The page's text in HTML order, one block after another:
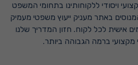
ויסודי ללקוחותינו בתחומי המשפט
באתר מעניק ייעוץ משפטי מעמיק
אישית לכל לקוח. חזון המדריך שלנו
ברמה הגבוהה ביותר.